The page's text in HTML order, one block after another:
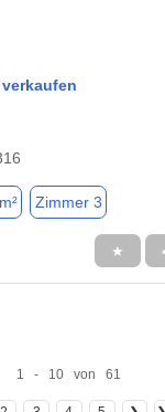
Zimmer 3
★
1 - 10 von 61